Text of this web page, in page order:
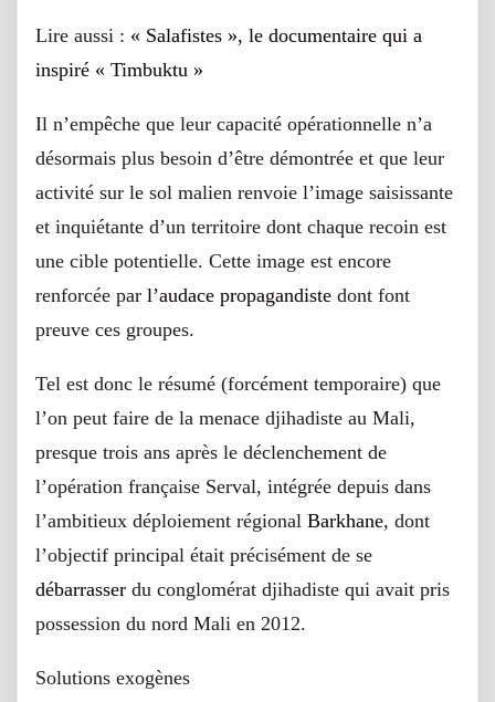
Lire aussi : « Salafistes », le documentaire qui a
inspiré « Timbuktu »
Il n’empêche que leur capacité opérationnelle n’a
désormais plus besoin d’être démontrée et que leur
activité sur le sol malien renvoie l’image saisissante
et inquiétante d’un territoire dont chaque recoin est
une cible potentielle. Cette image est encore
renforcée par l’audace propagandiste dont font
preuve ces groupes.
Tel est donc le résumé (forcément temporaire) que
l’on peut faire de la menace djihadiste au Mali,
presque trois ans après le déclenchement de
l’opération française Serval, intégrée depuis dans
l’ambitieux déploiement régional Barkhane, dont
l’objectif principal était précisément de se
débarrasser du conglomérat djihadiste qui avait pris
possession du nord Mali en 2012.
Solutions exogènes